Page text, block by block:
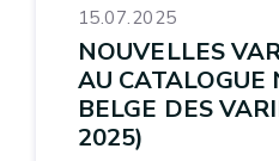
15.07.2025
NOUVELLES
AU
BELGE DES
2025)